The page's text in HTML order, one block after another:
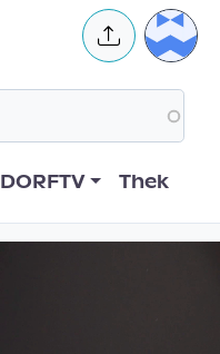
User
DORFTV Thek